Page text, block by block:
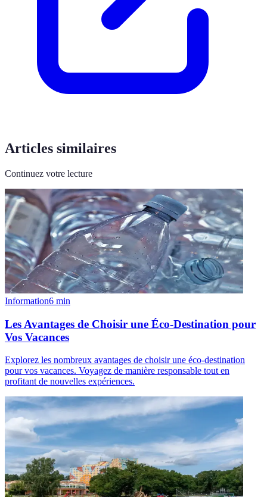
Articles similaires
Continuez votre lecture
Information6 min
Les Avantages de Choisir une Éco-Destination pour
Vos Vacances
Explorez les nombreux avantages de choisir une éco-destination
pour vos vacances. Voyagez de manière responsable tout en
profitant de nouvelles expériences.